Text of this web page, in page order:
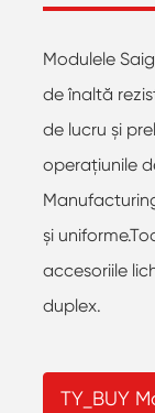
Modulele
de înaltă
de lucru și
operațiunile
și
accesoriile
duplex.
TY_BUY